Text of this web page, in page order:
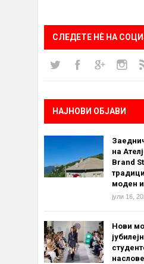
СЛЕДЕТЕ НÈ НА
НАЈНОВИ ОБЈАВИ
на
Brand
моден
јули 16,
Нови